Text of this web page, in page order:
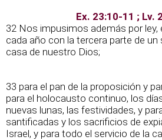
Ex. 23:10-11 ; Lv.
32 Nos impusimos además por ley,
cada año con la tercera parte de un
casa de nuestro Dios;
33 para el pan de la proposición y
para el holocausto continuo, los
nuevas lunas, las festividades, y
santificadas y los sacrificios de
Israel, y para todo el servicio de la